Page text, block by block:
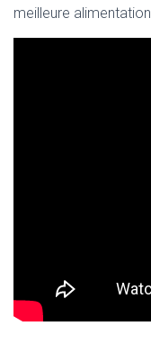
meilleure